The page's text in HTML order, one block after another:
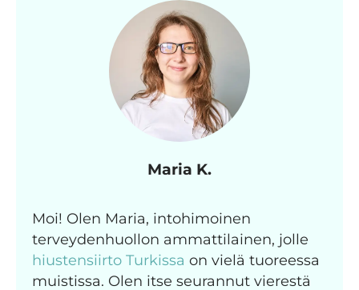
Maria K.
Moi! Olen Maria, intohimoinen
terveydenhuollon ammattilainen, jolle
hiustensiirto Turkissa on vielä tuoreessa
muistissa. Olen itse seurannut vierestä